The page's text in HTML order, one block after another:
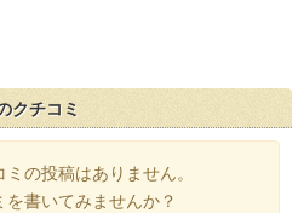
クチコミ
の投稿はありません。
を書いてみませんか？